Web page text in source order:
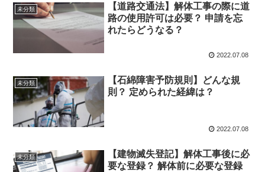
未分類
【道路交通法】解体工事の際に道
路の使用許可は必要？ 申請を忘
れたらどうなる？
2022.07.08
未分類
【石綿障害予防規則】どんな規
則？ 定められた経緯は？
2022.07.08
未分類
【建物滅失登記】解体工事後に必
要な登録？ 解体前に必要な登録